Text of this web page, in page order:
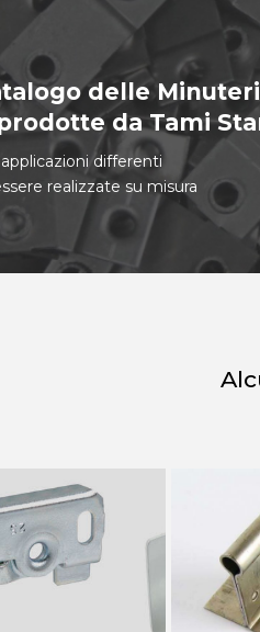
delle
da Tami
differenti
realizzate su misura